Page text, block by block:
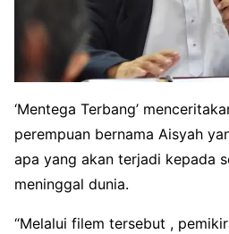
‘Mentega Terbang’
perempuan bernama Aisyah
apa yang akan terjadi kepada
meninggal dunia.
“Melalui filem tersebut ,